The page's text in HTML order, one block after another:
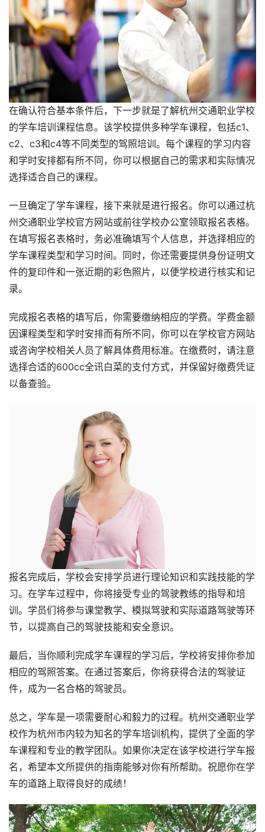
在确认符合基本条件后，下一步就是了解杭州交通职业学校
的学车培训课程信息。该学校提供多种学车课程，包括c1、
c2、c3和c4等不同类型的驾照培训。每个课程的学习内容
和学时安排都有所不同，你可以根据自己的需求和实际情况
选择适合自己的课程。
一旦确定了学车课程，接下来就是进行报名。你可以通过杭
州交通职业学校官方网站或前往学校办公室领取报名表格。
在填写报名表格时，务必准确填写个人信息，并选择相应的
学车课程类型和学习时间。同时，你还需要提供身份证明文
件的复印件和一张近期的彩色照片，以便学校进行核实和记
录。
完成报名表格的填写后，你需要缴纳相应的学费。学费金额
因课程类型和学时安排而有所不同，你可以在学校官方网站
或咨询学校相关人员了解具体费用标准。在缴费时，请注意
选择合适的600cc全讯白菜的支付方式，并保留好缴费凭证
以备查验。
报名完成后，学校会安排学员进行理论知识和实践技能的学
习。在学车过程中，你将接受专业的驾驶教练的指导和培
训。学员们将参与课堂教学、模拟驾驶和实际道路驾驶等环
节，以提高自己的驾驶技能和安全意识。
最后，当你顺利完成学车课程的学习后，学校将安排你参加
相应的驾照答案。在通过答案后，你将获得合法的驾驶证
件，成为一名合格的驾驶员。
总之，学车是一项需要耐心和毅力的过程。杭州交通职业学
校作为杭州市内较为知名的学车培训机构，提供了全面的学
车课程和专业的教学团队。如果你决定在该学校进行学车报
名，希望本文所提供的指南能够对你有所帮助。祝愿你在学
车的道路上取得良好的成绩！